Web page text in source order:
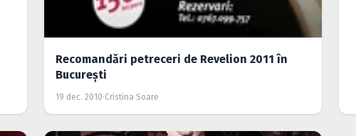
Recomandări petreceri de Revelion 2011 în
Bucureşti
19 dec. 2010·Cristina Soare